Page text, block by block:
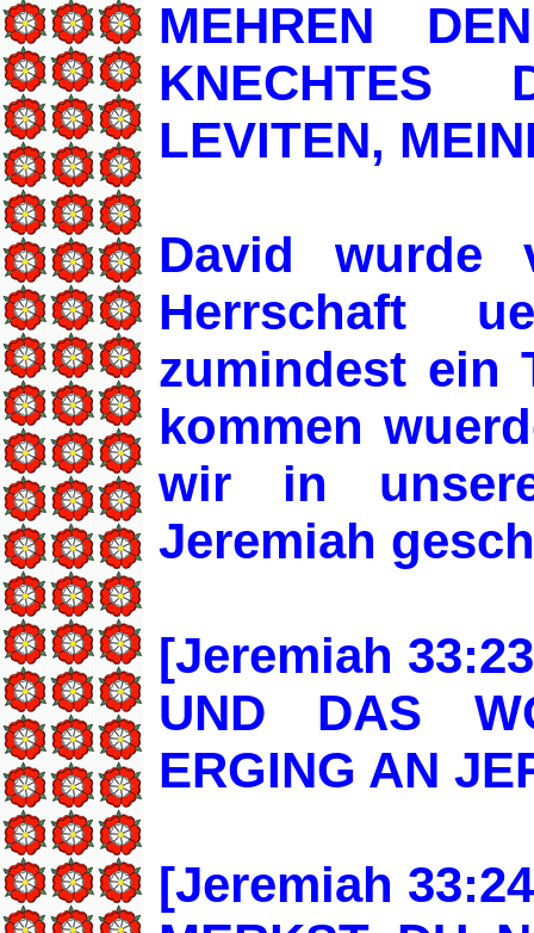
MEHREN
KNECHTES
LEVITEN,
David wurde
Herrschaft
zumindest ein
kommen
wir in
Jeremiah
[Jeremiah
UND DAS
ERGING AN
[Jeremiah